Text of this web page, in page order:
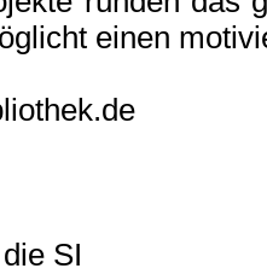
einen
SI